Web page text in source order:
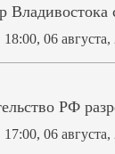
Владивостока
18:00, 06 августа,
РФ
17:00, 06 августа,